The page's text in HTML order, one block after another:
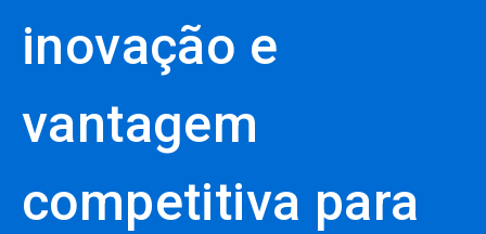
inovação e
vantagem
competitiva para